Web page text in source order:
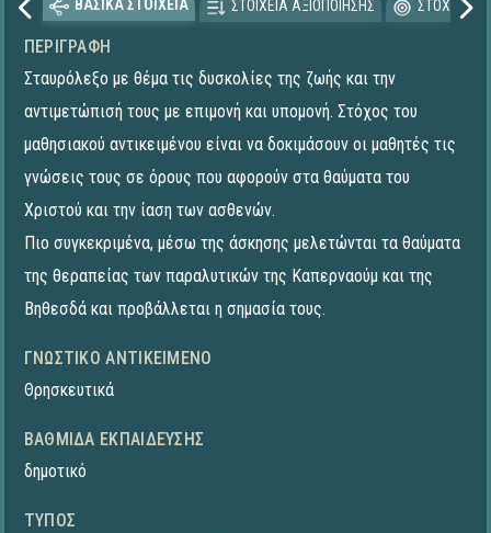
ΒΑΣΙΚΑ ΣΤΟΙΧΕΙΑ ΣΤΟΙΧΕΙΑ ΑΞΙΟΠΟΙΗΣΗΣ
ΠΕΡΙΓΡΑΦΉ
Σταυρόλεξο με θέμα τις δυσκολίες της ζωής και την
αντιμετώπισή τους με επιμονή και υπομονή. Στόχος του
μαθησιακού αντικειμένου είναι να δοκιμάσουν οι μαθητές τις
γνώσεις τους σε όρους που αφορούν στα θαύματα του
Χριστού και την ίαση των ασθενών.
Πιο συγκεκριμένα, μέσω της άσκησης μελετώνται τα θαύματα
της θεραπείας των παραλυτικών της Καπερναούμ και της
Βηθεσδά και προβάλλεται η σημασία τους.
ΓΝΩΣΤΙΚΌ ΑΝΤΙΚΕΊΜΕΝΟ
Θρησκευτικά
ΒΑΘΜΊΔΑ ΕΚΠΑΊΔΕΥΣΗΣ
δημοτικό
ΤΎΠΟΣ